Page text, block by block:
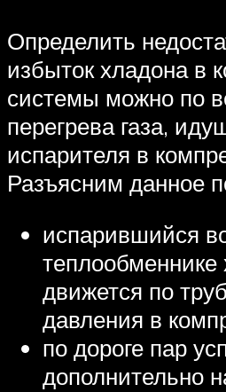
Определить
избыток хладона в
системы можно по
перегрева газа,
испарителя в
Разъясним данное
испарившийся
теплообменнике
движется по
давления в
по дороге пар
дополнительно